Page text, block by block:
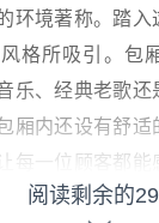
环境著称。踏
格所吸引。包
乐、经典老歌还
厢内还设有舒适
每一位顾客都
富曲库，满足多
阅读剩余的